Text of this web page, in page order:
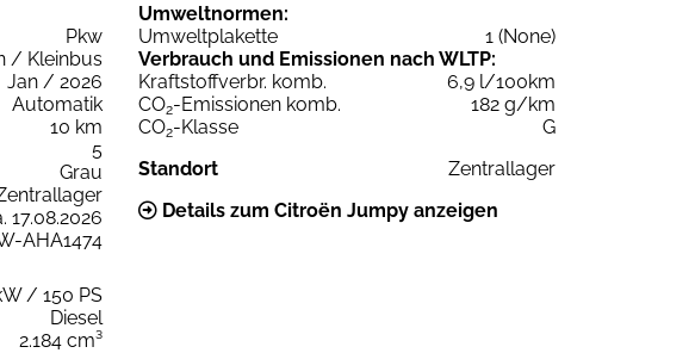
Pkw
/ Kleinbus
Jan / 2026
Automatik
10 km
5
Grau
17.08.2026
AHA1474
/ 150 PS
Diesel
2.184 cm³
Umweltnormen:
Umweltplakette
1 (None)
Verbrauch und Emissionen nach WLTP:
Kraftstoffverbr. komb.
6,9 l/100km
CO2-Emissionen komb.
182 g/km
CO2-Klasse
G
Standort
Zentrallager
Details zum Citroën Jumpy anzeigen